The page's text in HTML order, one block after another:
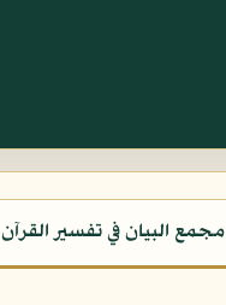
مجمع البيان في تفسير القرآن